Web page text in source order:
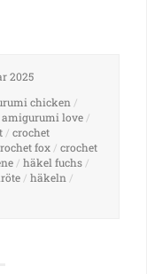
2025
chicken /
amigurumi love /
/ crochet
fox / crochet
/ häkel fuchs /
/ häkeln /